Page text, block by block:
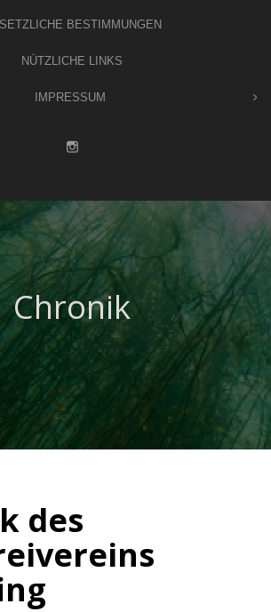
BESTIMMUNGEN
NÜTZLICHE LINKS
IMPRESSUM
Chronik
des